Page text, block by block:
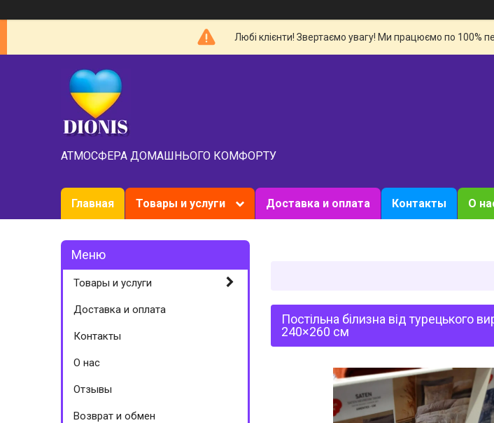
Любі клієнти! Звертаємо увагу! Ми працюємо по 100%
АТМОСФЕРА ДОМАШНЬОГО КОМФОРТУ
Главная Товары и услуги Доставка и оплата Контакты О
Постільна білизна від турецького
240×260 см
Товары и услуги
Доставка и оплата
Контакты
О нас
Отзывы
Возврат и обмен